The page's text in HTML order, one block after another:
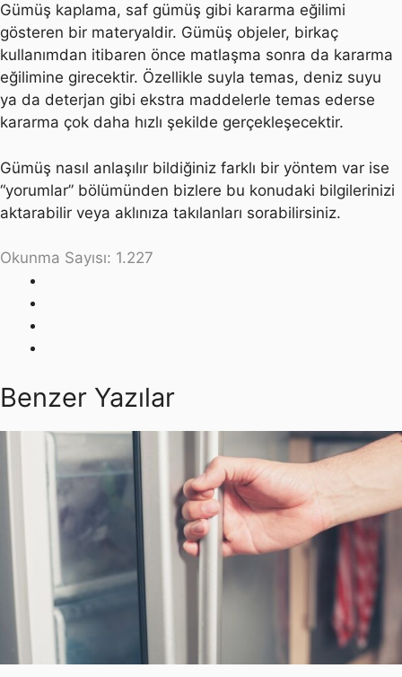
Gümüş kaplama, saf gümüş gibi kararma eğilimi
gösteren bir materyaldir. Gümüş objeler, birkaç
kullanımdan itibaren önce matlaşma sonra da kararma
eğilimine girecektir. Özellikle suyla temas, deniz suyu
ya da deterjan gibi ekstra maddelerle temas ederse
kararma çok daha hızlı şekilde gerçekleşecektir.
Gümüş nasıl anlaşılır bildiğiniz farklı bir yöntem var ise
“yorumlar” bölümünden bizlere bu konudaki bilgilerinizi
aktarabilir veya aklınıza takılanları sorabilirsiniz.
Okunma Sayısı: 1.227
Benzer Yazılar